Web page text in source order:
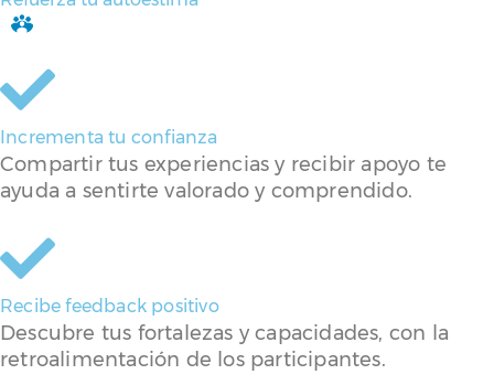
Incrementa tu confianza
Compartir tus experiencias y recibir apoyo te
ayuda a sentirte valorado y comprendido.
Recibe feedback positivo
Descubre tus fortalezas y capacidades, con la
retroalimentación de los participantes.